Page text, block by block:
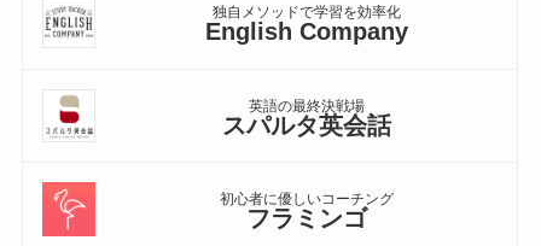
独自メソッドで学習を効率化
English Company
英語の最終決戦場
スパルタ英会話
初心者に優しいコーチング
フラミンゴ